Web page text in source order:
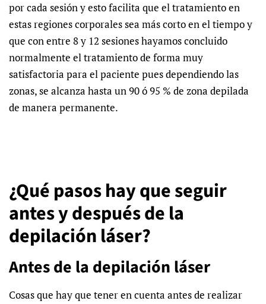
por cada sesión y esto facilita que el tratamiento en
estas regiones corporales sea más corto en el tiempo y
que con entre 8 y 12 sesiones hayamos concluido
normalmente el tratamiento de forma muy
satisfactoria para el paciente pues dependiendo las
zonas, se alcanza hasta un 90 ó 95 % de zona depilada
de manera permanente.
¿Qué pasos hay que seguir
antes y después de la
depilación láser?
Antes de la depilación láser
Cosas que hay que tener en cuenta antes de realizar